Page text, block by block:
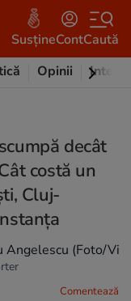
SusțineContCaută
Opinii
decât
costă un
Cluj-
Angelescu (Foto/
Comentează